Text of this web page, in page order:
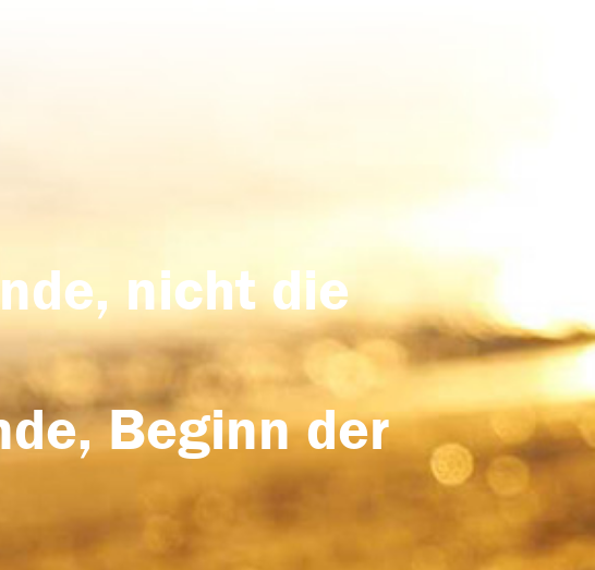
nicht die
Beginn der